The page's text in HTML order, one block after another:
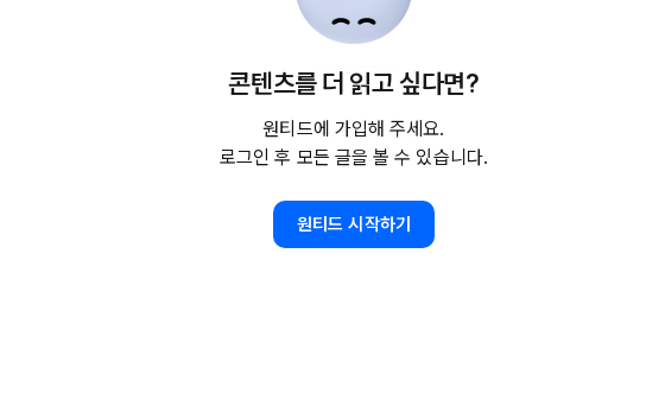
콘텐츠를 더 읽고 싶다면?
원티드에 가입해 주세요.
로그인 후 모든 글을 볼 수 있습니다.
원티드 시작하기